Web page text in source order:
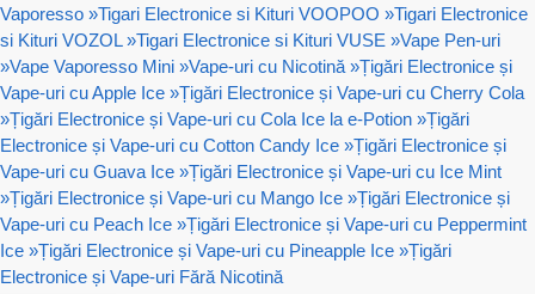
Vaporesso »Tigari Electronice si Kituri VOOPOO »Tigari Electronice
si Kituri VOZOL »Tigari Electronice si Kituri VUSE »Vape Pen-uri
»Vape Vaporesso Mini »Vape-uri cu Nicotină »Țigări Electronice și
Vape-uri cu Apple Ice »Țigări Electronice și Vape-uri cu Cherry Cola
»Țigări Electronice și Vape-uri cu Cola Ice la e-Potion »Țigări
Electronice și Vape-uri cu Cotton Candy Ice »Țigări Electronice și
Vape-uri cu Guava Ice »Țigări Electronice și Vape-uri cu Ice Mint
»Țigări Electronice și Vape-uri cu Mango Ice »Țigări Electronice și
Vape-uri cu Peach Ice »Țigări Electronice și Vape-uri cu Peppermint
Ice »Țigări Electronice și Vape-uri cu Pineapple Ice »Țigări
Electronice și Vape-uri Fără Nicotină